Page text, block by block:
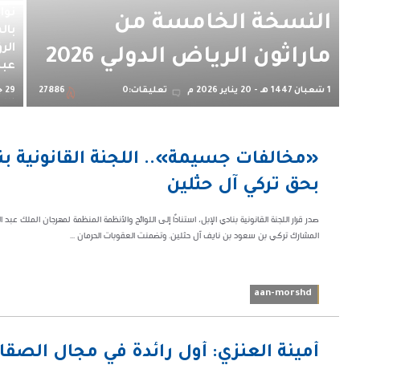
النسخة الخامسة من
ماراثون الرياض الدولي 2026
1 شعبان 1447 هـ - 20 يناير 2026 م تعليقات:0 27886
«مخالفات جسيمة».. اللجنة القانونية
بحق تركي آل حثلين
المشارك تركي بن سعود بن نايف آل حثلين. وتضمنت العقوبات الحرمان ...
aan-morshd
أمينة العنزي: أول رائدة في مجال